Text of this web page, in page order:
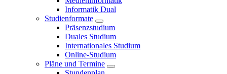
Informatik Dual
Studienformate
Präsenzstudium
Duales Studium
Internationales Studium
Online-Studium
Pläne und Termine